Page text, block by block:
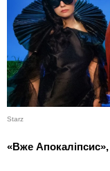
Starz
«Вже